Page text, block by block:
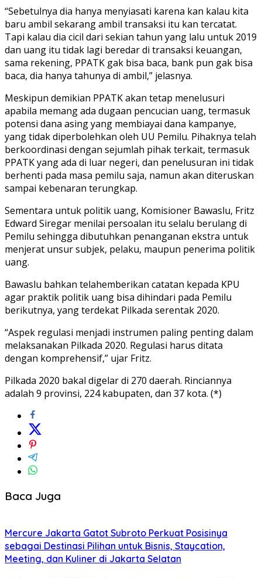
“Sebetulnya dia hanya menyiasati karena kan kalau kita
baru ambil sekarang ambil transaksi itu kan tercatat.
Tapi kalau dia cicil dari sekian tahun yang lalu untuk 2019
dan uang itu tidak lagi beredar di transaksi keuangan,
sama rekening, PPATK gak bisa baca, bank pun gak bisa
baca, dia hanya tahunya di ambil,” jelasnya.
Meskipun demikian PPATK akan tetap menelusuri
apabila memang ada dugaan pencucian uang, termasuk
potensi dana asing yang membiayai dana kampanye,
yang tidak diperbolehkan oleh UU Pemilu. Pihaknya telah
berkoordinasi dengan sejumlah pihak terkait, termasuk
PPATK yang ada di luar negeri, dan penelusuran ini tidak
berhenti pada masa pemilu saja, namun akan diteruskan
sampai kebenaran terungkap.
Sementara untuk politik uang, Komisioner Bawaslu, Fritz
Edward Siregar menilai persoalan itu selalu berulang di
Pemilu sehingga dibutuhkan penanganan ekstra untuk
menjerat unsur subjek, pelaku, maupun penerima politik
uang.
Bawaslu bahkan telahemberikan catatan kepada KPU
agar praktik politik uang bisa dihindari pada Pemilu
berikutnya, yang terdekat Pilkada serentak 2020.
“Aspek regulasi menjadi instrumen paling penting dalam
melaksanakan Pilkada 2020. Regulasi harus ditata
dengan komprehensif,” ujar Fritz.
Pilkada 2020 bakal digelar di 270 daerah. Rinciannya
adalah 9 provinsi, 224 kabupaten, dan 37 kota. (*)
Baca Juga
Mercure Jakarta Gatot Subroto Perkuat Posisinya
sebagai Destinasi Pilihan untuk Bisnis, Staycation,
Meeting, dan Kuliner di Jakarta Selatan